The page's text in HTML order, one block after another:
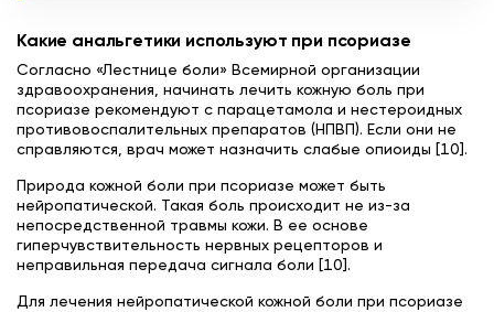
Какие анальгетики используют при псориазе
Согласно «Лестнице боли» Всемирной организации
здравоохранения, начинать лечить кожную боль при
псориазе рекомендуют с парацетамола и нестероидных
противовоспалительных препаратов (НПВП). Если они не
справляются, врач может назначить слабые опиоиды [10].
Природа кожной боли при псориазе может быть
нейропатической. Такая боль происходит не из-за
непосредственной травмы кожи. В ее основе
гиперчувствительность нервных рецепторов и
неправильная передача сигнала боли [10].
Для лечения нейропатической кожной боли при псориазе